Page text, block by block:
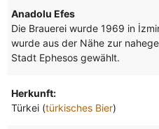
Anadolu Efes
Die Brauerei wurde 1969 in
wurde aus der Nähe zur
Stadt Ephesos gewählt.
Herkunft:
Türkei (türkisches Bier)